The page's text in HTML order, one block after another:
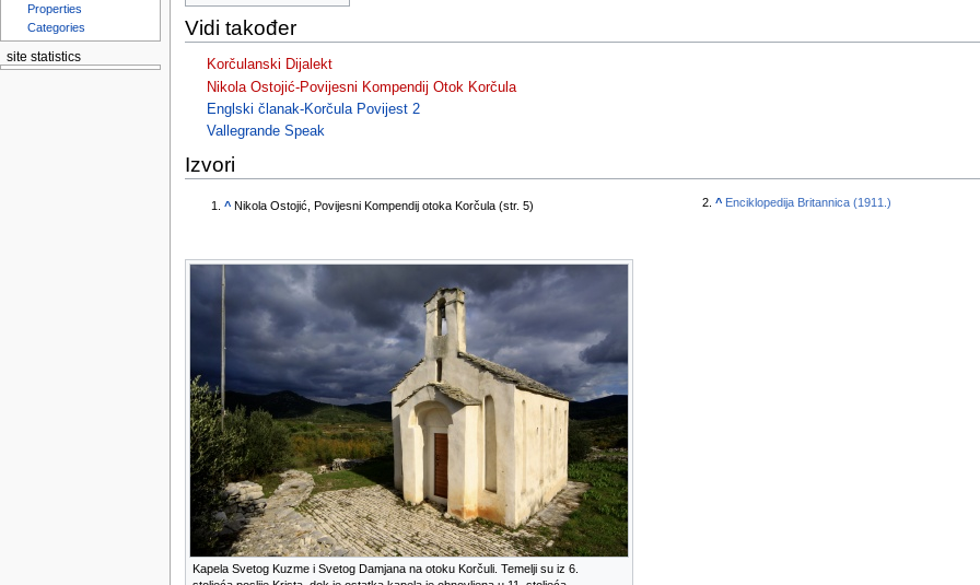
Vidi također
Korčulanski Dijalekt
Nikola Ostojić-Povijesni Kompendij Otok Korčula
Englski članak-Korčula Povijest 2
Vallegrande Speak
Izvori
^ Nikola Ostojić, Povijesni Kompendij otoka Korčula (str. 5) ^ Enciklopedija Britannica (1911.)
Kapela Svetog Kuzme i Svetog Damjana na otoku Korčuli. Temelji su iz 6.
Properties
Categories
site statistics